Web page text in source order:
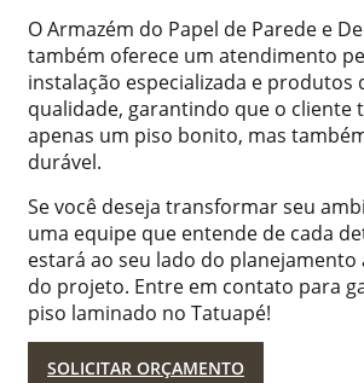
O Armazém do Papel de Parede e
também oferece um atendimento
instalação especializada e produtos
qualidade, garantindo que o cliente
apenas um piso bonito, mas
durável.
Se você deseja transformar seu
uma equipe que entende de cada
estará ao seu lado do planejamento
do projeto. Entre em contato para
piso laminado no Tatuapé!
SOLICITAR ORÇAMENTO